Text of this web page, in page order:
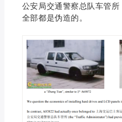
公安局交通警察总队车管
全部都是伪造的。